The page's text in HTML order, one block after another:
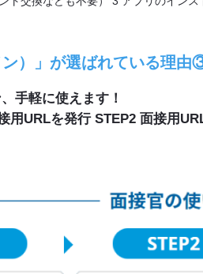
ン）」が選ばれている理由
手軽に使えます！
用URLを発行 STEP2 面接用